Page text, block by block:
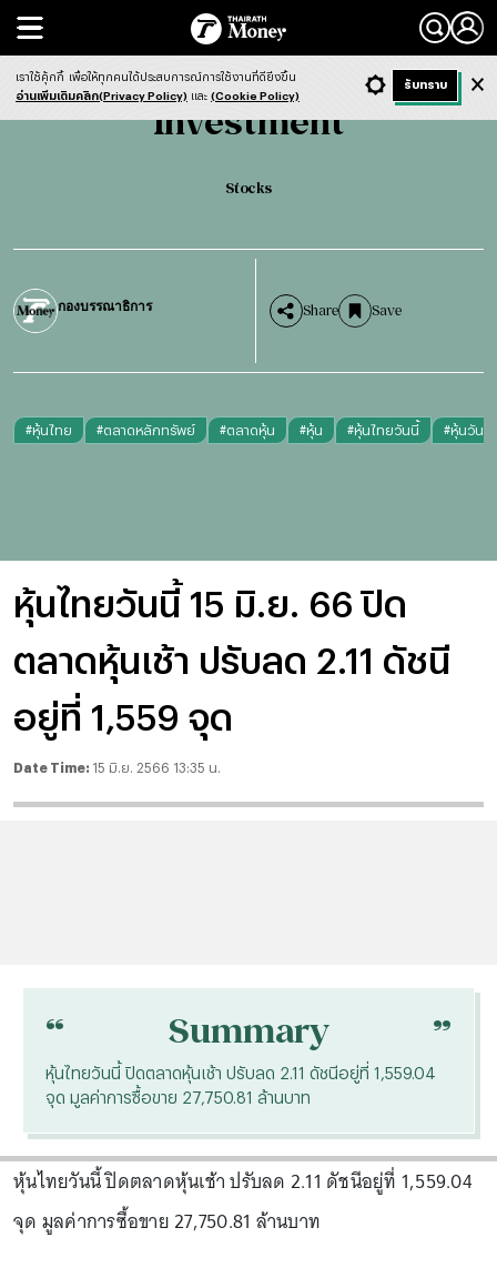
Search
Investment Stocks
Investment
Stocks
กองบรรณาธิการ Share Save
#หุ้นไทย #ตลาดหลักทรัพย์ #ตลาดหุ้น #หุ้น #หุ้นไทยวันนี้ #หุ้นวันนี้
หุ้นไทยวันนี้ 15 มิ.ย. 66 ปิด
ตลาดหุ้นเช้า ปรับลด 2.11 ดัชนี
อยู่ที่ 1,559 จุด
Date Time: 15 มิ.ย. 2566 13:35 น.
- ก + ก Dark ฟังข่าว
“ Summary “
หุ้นไทยวันนี้ ปิดตลาดหุ้นเช้า ปรับลด 2.11 ดัชนีอยู่ที่ 1,559.04
จุด มูลค่าการซื้อขาย 27,750.81 ล้านบาท
หุ้นไทยวันนี้ ปิดตลาดหุ้นเช้า ปรับลด 2.11 ดัชนีอยู่ที่ 1,559.04
จุด มูลค่าการซื้อขาย 27,750.81 ล้านบาท
เราใช้คุ้กกี้ เพื่อให้ทุกคนได้ประสบการณ์การใช้งานที่ดียิ่งขึ้น
อ่านเพิ่มเติมคลิก(Privacy Policy) และ (Cookie Policy)
รับทราบ